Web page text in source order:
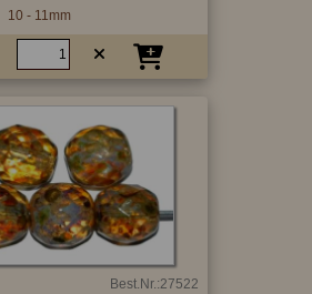
10 - 11mm
Best.Nr.:27522